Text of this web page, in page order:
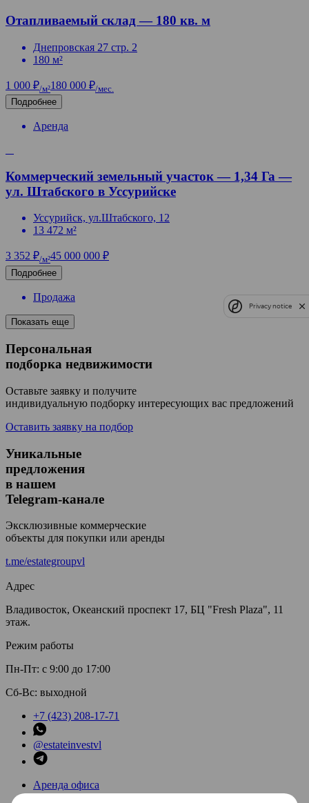
Отапливаемый склад — 180 кв. м
Днепровская 27 стр. 2
180 м²
1 000 ₽/м²180 000 ₽/мес.
Подробнее
Аренда
Коммерческий земельный участок — 1,34 Га —
ул. Штабского в Уссурийске
Уссурийск, ул.Штабского, 12
13 472 м²
3 352 ₽/м²45 000 000 ₽
Подробнее
Продажа
Показать еще
Персональная
подборка недвижимости
Оставьте заявку и получите
индивидуальную подборку интересующих вас предложений
Оставить заявку на подбор
Уникальные
предложения
в нашем
Telegram-канале
Эксклюзивные коммерческие
объекты для покупки или аренды
t.me/estategroupvl
Адрес
Владивосток, Океанский проспект 17, БЦ "Fresh Plaza", 11
этаж.
Режим работы
Пн-Пт: с 9:00 до 17:00
Сб-Вс: выходной
+7 (423) 208-17-71
@estateinvestvl
Аренда офиса
Аренда торговых помещений
Privacy notice